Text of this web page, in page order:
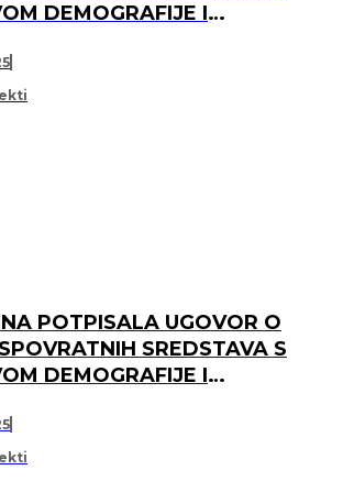
DEMOGRAFIJE I
IGRALIŠTA U
POTPISALA UGOVOR O
SREDSTAVA S
DEMOGRAFIJE I
IGRALIŠTA U DV
POZORCU